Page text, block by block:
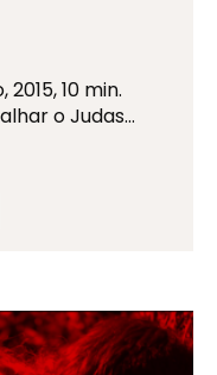
10 min.
o Judas…